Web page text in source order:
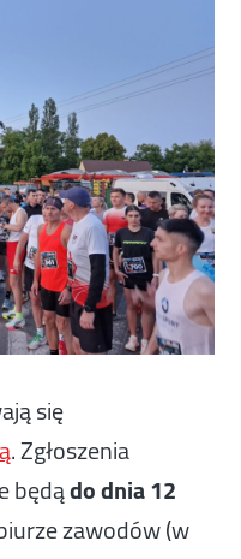
się
. Zgłoszenia
będądo dnia 12
zawodów (w